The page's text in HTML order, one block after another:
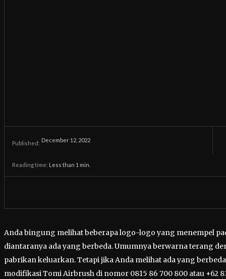
Published: December 12, 2022
Reading time: Less than 1 min.
Anda bingung melihat beberapa logo-logo yang menempel
diantaranya ada yang berbeda. Umumnya berwarna terang
pabrikan keluarkan. Tetapi jika Anda melihat ada yang
modifikasi Tomi Airbrush di nomor 0815 86 700 800 atau +62